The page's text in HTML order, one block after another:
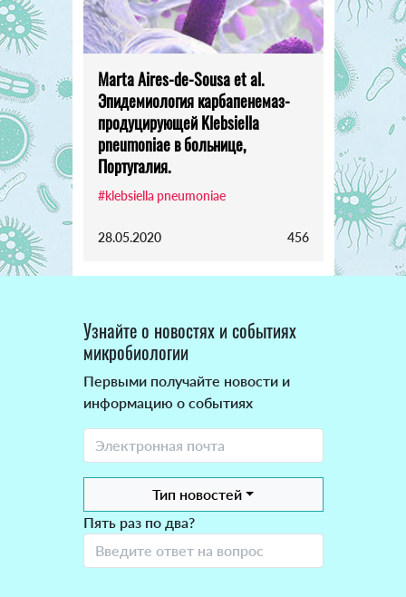
Marta Aires-de-Sousa et al.
Эпидемиология карбапенемаз-
продуцирующей Klebsiella
pneumoniae в больнице,
Португалия.
#klebsiella pneumoniae
28.05.2020 456
Узнайте о новостях и событиях
микробиологии
Первыми получайте новости и
информацию о событиях
Тип новостей
Пять раз по два?